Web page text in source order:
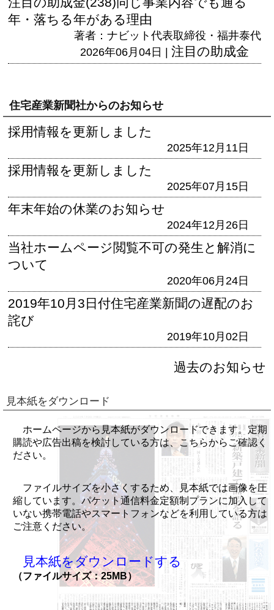
年・落ちる年がある理由
著者：ナビット代表取締役・福井泰代
2026年06月04日 | 注目の助成金
住宅産業新聞社からのお知らせ
採用情報を更新しました
2025年12月11日
採用情報を更新しました
2025年07月15日
年末年始の休業のお知らせ
2024年12月26日
当社ホームページ閲覧不可の発生と解消に
ついて
2020年06月24日
2019年10月3日付住宅産業新聞の遅配のお
詫び
2019年10月02日
過去のお知らせ
見本紙をダウンロード
ホームページから見本紙がダウンロードできます。定期
購読や広告出稿を検討している方は、こちらからご確認く
ださい。
ファイルサイズを小さくするため、見本紙では画像を圧
縮しています。パケット通信料金定額制プランに加入して
いない携帯電話やスマートフォンなどを利用している方は
ご注意ください。
見本紙をダウンロードする
（ファイルサイズ：25MB）